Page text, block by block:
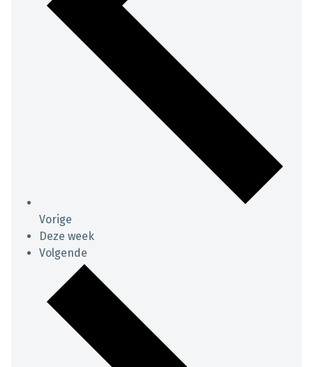
Vorige
Deze week
Volgende